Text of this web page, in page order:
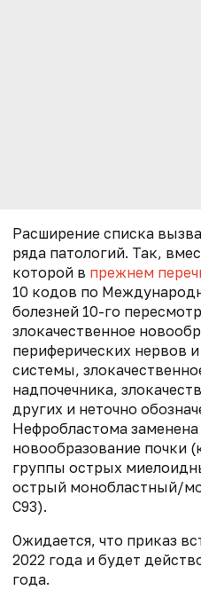
Расширение списка
ряда патологий. Так,
которой в прежнем
10 кодов по
болезней 10-го
злокачественное
периферических нервов
системы,
надпочечника,
других и неточно
Нефробластома заменена
новообразование почки
группы острых
острый монобластный/
С93).
Ожидается, что приказ
2022 года и будет
года.